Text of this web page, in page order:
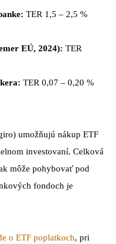
TER 1,5 – 2,5 %
EÚ, 2024): TER
TER 0,07 – 0,20 %
umožňujú nákup ETF
investovaní. Celková
môže pohybovať pod
fondoch je
o ETF poplatkoch, pri